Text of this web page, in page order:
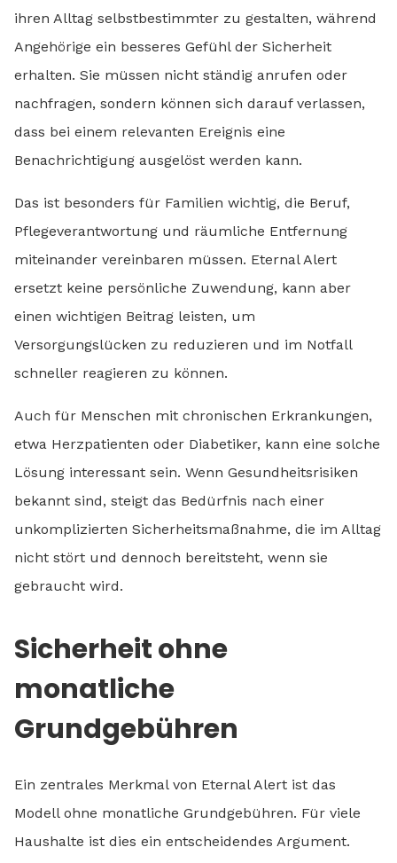
ihren Alltag selbstbestimmter zu gestalten, während
Angehörige ein besseres Gefühl der Sicherheit
erhalten. Sie müssen nicht ständig anrufen oder
nachfragen, sondern können sich darauf verlassen,
dass bei einem relevanten Ereignis eine
Benachrichtigung ausgelöst werden kann.
Das ist besonders für Familien wichtig, die Beruf,
Pflegeverantwortung und räumliche Entfernung
miteinander vereinbaren müssen. Eternal Alert
ersetzt keine persönliche Zuwendung, kann aber
einen wichtigen Beitrag leisten, um
Versorgungslücken zu reduzieren und im Notfall
schneller reagieren zu können.
Auch für Menschen mit chronischen Erkrankungen,
etwa Herzpatienten oder Diabetiker, kann eine solche
Lösung interessant sein. Wenn Gesundheitsrisiken
bekannt sind, steigt das Bedürfnis nach einer
unkomplizierten Sicherheitsmaßnahme, die im Alltag
nicht stört und dennoch bereitsteht, wenn sie
gebraucht wird.
Sicherheit ohne
monatliche
Grundgebühren
Ein zentrales Merkmal von Eternal Alert ist das
Modell ohne monatliche Grundgebühren. Für viele
Haushalte ist dies ein entscheidendes Argument.